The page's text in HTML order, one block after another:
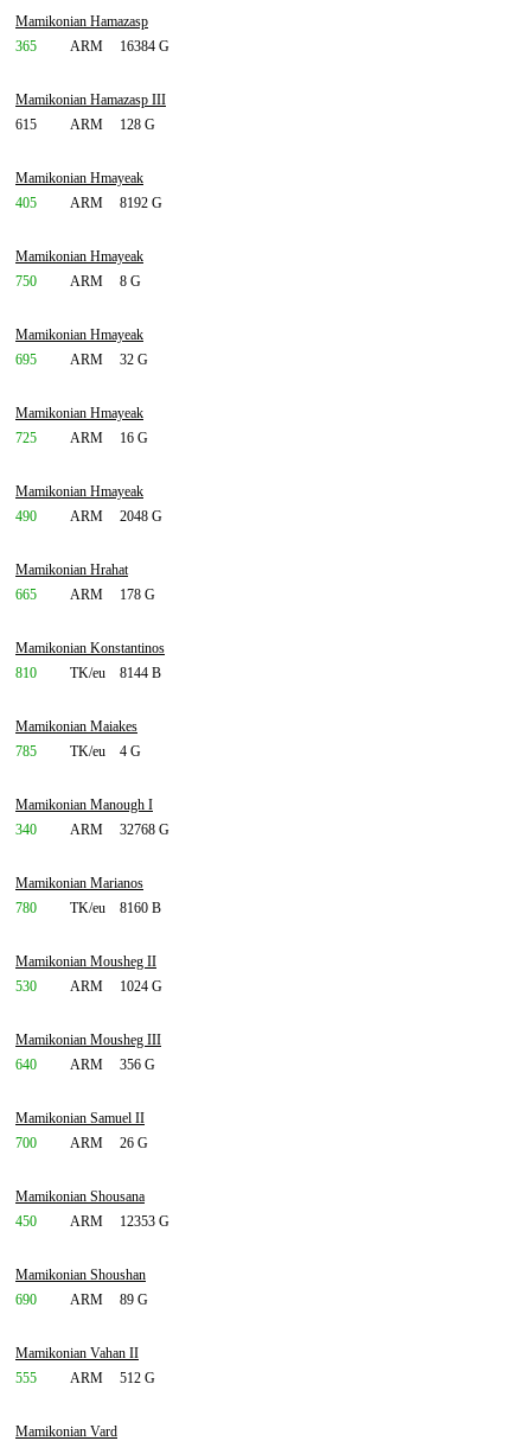
Mamikonian Hamazasp
365
ARM 16384 G
Mamikonian Hamazasp III
615
ARM 128 G
Mamikonian Hmayeak
405
ARM 8192 G
Mamikonian Hmayeak
750
ARM 8 G
Mamikonian Hmayeak
695
ARM 32 G
Mamikonian Hmayeak
725
ARM 16 G
Mamikonian Hmayeak
490
ARM 2048 G
Mamikonian Hrahat
665
ARM 178 G
Mamikonian Konstantinos
810
TK/eu 8144 B
Mamikonian Maiakes
785
TK/eu 4 G
Mamikonian Manough I
340
ARM 32768 G
Mamikonian Marianos
780
TK/eu 8160 B
Mamikonian Mousheg II
530
ARM 1024 G
Mamikonian Mousheg III
640
ARM 356 G
Mamikonian Samuel II
700
ARM 26 G
Mamikonian Shousana
450
ARM 12353 G
Mamikonian Shoushan
690
ARM 89 G
Mamikonian Vahan II
555
ARM 512 G
Mamikonian Vard